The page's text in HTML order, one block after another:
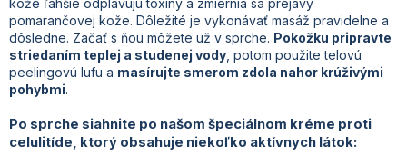
pomarančovej kože. Dôležité je vykonávať masáž pravidelne a
dôsledne. Začať s ňou môžete už v sprche. Pokožku pripravte
striedaním teplej a studenej vody , potom použite telovú
peelingovú lufu a masírujte smerom zdola nahor krúživými
pohybmi.
Po sprche siahnite po našom špeciálnom kréme proti
celulitíde, ktorý obsahuje niekoľko aktívnych látok: